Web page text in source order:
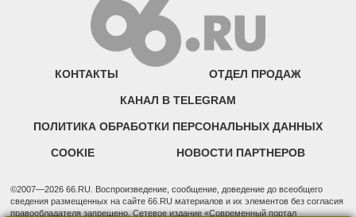
КОНТАКТЫ ОТДЕЛ ПРОДАЖ
КАНАЛ В TELEGRAM
ПОЛИТИКА ОБРАБОТКИ ПЕРСОНАЛЬНЫХ ДАННЫХ
COOKIE НОВОСТИ ПАРТНЕРОВ
©2007—2026 66.RU. Воспроизведение, сообщение, доведение до всеобщего
сведения размещенных на сайте 66.RU материалов и их элементов без согласия
правообладателя запрещено. Сетевое издание «Современный портал